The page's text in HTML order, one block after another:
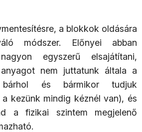
a blokkok oldására
módszer. Előnyei abban
egyszerű elsajátítani,
nem juttatunk általa a
bárhol és bármikor tudjuk
a kezünk mindig kéznél van), és
a fizikai szintem megjelenő